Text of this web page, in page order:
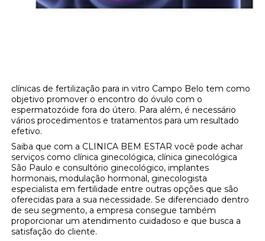
clínicas de fertilização para in vitro Campo Belo tem como
objetivo promover o encontro do óvulo com o
espermatozóide fora do útero. Para além, é necessário
vários procedimentos e tratamentos para um resultado
efetivo.
Saiba que com a CLINICA BEM ESTAR você pode achar
serviços como clínica ginecológica, clínica ginecológica
São Paulo e consultório ginecológico, implantes
hormonais, modulação hormonal, ginecologista
especialista em fertilidade entre outras opções que são
oferecidas para a sua necessidade. Se diferenciado dentro
de seu segmento, a empresa consegue também
proporcionar um atendimento cuidadoso e que busca a
satisfação do cliente.